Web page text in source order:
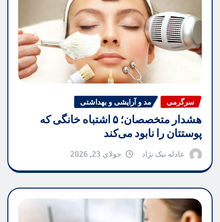
سرگرمی مد و آرایشی و بهداشتی
هشدار متخصصان؛ ۵ اشتباه خانگی که
پوستتان را نابود می‌کند
عادله نیک نژاد جولای 23, 2026